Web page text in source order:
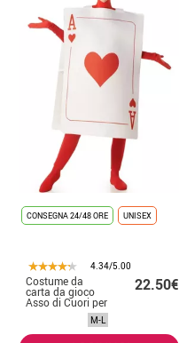
CONSEGNA 24/48 ORE UNISEX
4.34/5.00
Costume da
carta da gioco
Asso di Cuori per
22.50€
M-L